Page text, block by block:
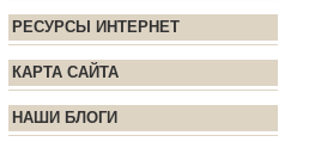
РЕСУРСЫ ИНТЕРНЕТ
КАРТА САЙТА
НАШИ БЛОГИ